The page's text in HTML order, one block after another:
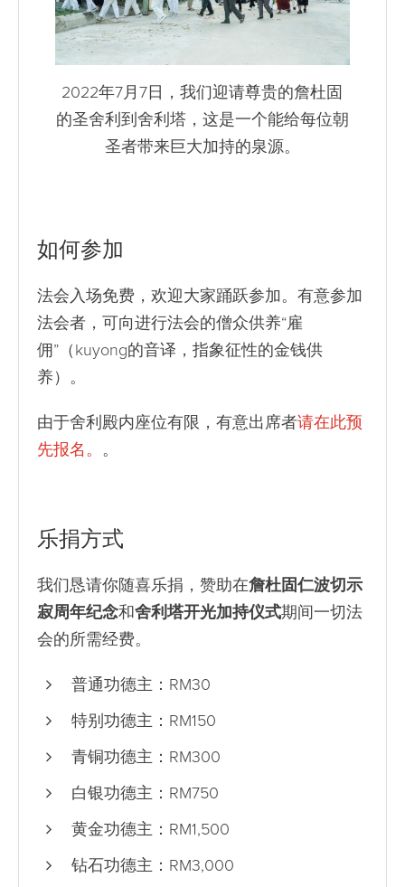
2022年7月7日，我们迎请尊贵的詹杜固
的圣舍利到舍利塔，这是一个能给每位朝
圣者带来巨大加持的泉源。
如何参加
法会入场免费，欢迎大家踊跃参加。有意参加
法会者，可向进行法会的僧众供养“雇
佣”（kuyong的音译，指象征性的金钱供
养）。
由于舍利殿内座位有限，有意出席者请在此预
先报名。 。
乐捐方式
我们恳请你随喜乐捐，赞助在詹杜固仁波切示
寂周年纪念和舍利塔开光加持仪式期间一切法
会的所需经费。
普通功德主：RM30
特别功德主：RM150
青铜功德主：RM300
白银功德主：RM750
黄金功德主：RM1,500
钻石功德主：RM3,000